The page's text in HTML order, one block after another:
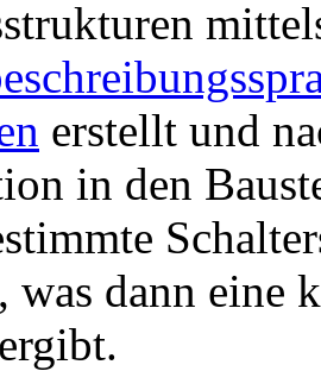
erstellt und
in den
was dann eine